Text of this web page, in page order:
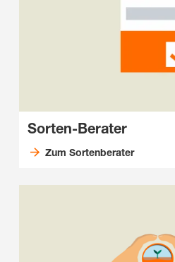
Sorten-Berater
Zum Sortenberater